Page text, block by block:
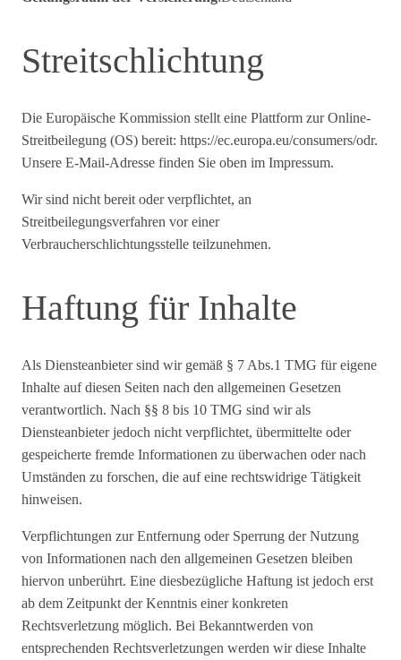
Streitschlichtung
Die Europäische Kommission stellt eine Plattform zur Online-
Streitbeilegung (OS) bereit: https://ec.europa.eu/consumers/odr.
Unsere E-Mail-Adresse finden Sie oben im Impressum.
Wir sind nicht bereit oder verpflichtet, an
Streitbeilegungsverfahren vor einer
Verbraucherschlichtungsstelle teilzunehmen.
Haftung für Inhalte
Als Diensteanbieter sind wir gemäß § 7 Abs.1 TMG für eigene
Inhalte auf diesen Seiten nach den allgemeinen Gesetzen
verantwortlich. Nach §§ 8 bis 10 TMG sind wir als
Diensteanbieter jedoch nicht verpflichtet, übermittelte oder
gespeicherte fremde Informationen zu überwachen oder nach
Umständen zu forschen, die auf eine rechtswidrige Tätigkeit
hinweisen.
Verpflichtungen zur Entfernung oder Sperrung der Nutzung
von Informationen nach den allgemeinen Gesetzen bleiben
hiervon unberührt. Eine diesbezügliche Haftung ist jedoch erst
ab dem Zeitpunkt der Kenntnis einer konkreten
Rechtsverletzung möglich. Bei Bekanntwerden von
entsprechenden Rechtsverletzungen werden wir diese Inhalte